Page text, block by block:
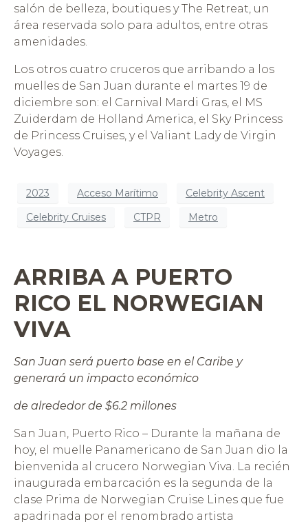
salón de belleza, boutiques y The Retreat, un
área reservada solo para adultos, entre otras
amenidades.
Los otros cuatro cruceros que arribando a los
muelles de San Juan durante el martes 19 de
diciembre son: el Carnival Mardi Gras, el MS
Zuiderdam de Holland America, el Sky Princess
de Princess Cruises, y el Valiant Lady de Virgin
Voyages.
2023 Acceso Marítimo
Celebrity Ascent
Celebrity Cruises
CTPR Metro
ARRIBA A PUERTO
RICO EL NORWEGIAN
VIVA
San Juan será puerto base en el Caribe y
generará un impacto económico
de alrededor de $6.2 millones
San Juan, Puerto Rico – Durante la mañana de
hoy, el muelle Panamericano de San Juan dio la
bienvenida al crucero Norwegian Viva. La recién
inaugurada embarcación es la segunda de la
clase Prima de Norwegian Cruise Lines que fue
apadrinada por el renombrado artista